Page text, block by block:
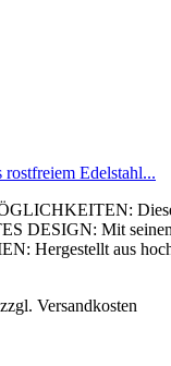
Edelstahl...
DESIGN: Mit
Hergestellt aus
Versandkosten